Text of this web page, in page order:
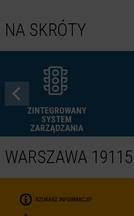
NA SKRÓTY
ZINTEGROWANY
SYSTEM
ZARZĄDZANIA
WARSZAWA 19115